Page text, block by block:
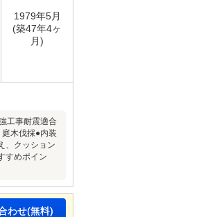
1979年5月
(築47年4ヶ
月)
工事耐震適合
木伐採●内装
、クッション
すめポイン
わせ(無料)